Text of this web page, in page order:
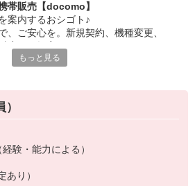
と好評です♪
プラン、
チャンス♪
、コールセンター、受付
分け・加工・組立・検査
・ネイリスト・エステ
帯販売【docomo】
案内するおシゴト♪
、ご安心を。新規契約、機種変更、
業務
ー)・KDDI/softbank(ソフトバンク)など
楽天モバイル、UQなど格安スマホまで幅
もっと見る
験・能力による）
り）